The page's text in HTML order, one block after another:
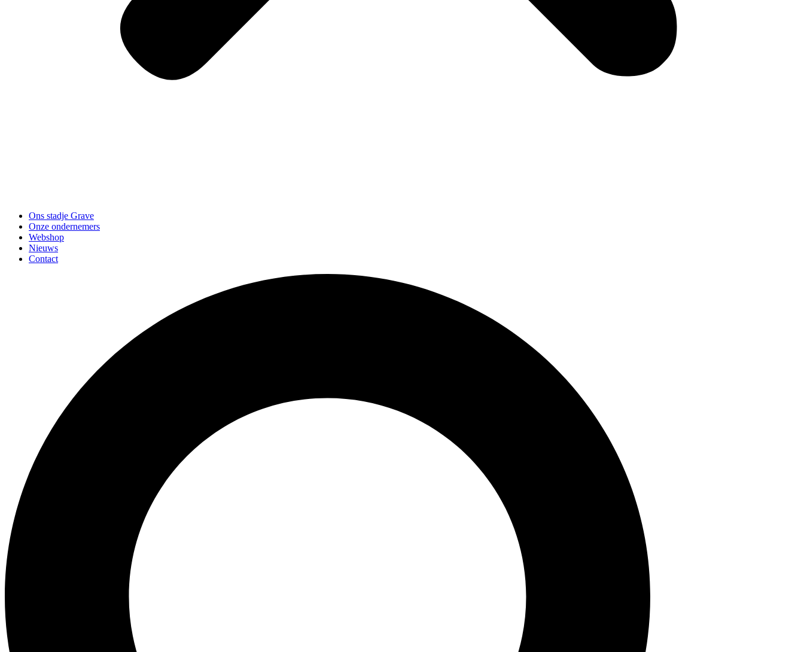
Ons stadje Grave
Onze ondernemers
Webshop
Nieuws
Contact